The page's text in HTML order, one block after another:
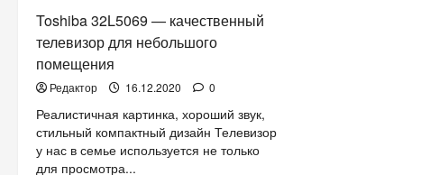
Toshiba 32L5069 — качественный
телевизор для небольшого
помещения
Редактор 16.12.2020 0
Реалистичная картинка, хороший звук,
стильный компактный дизайн Телевизор
у нас в семье используется не только
для просмотра...